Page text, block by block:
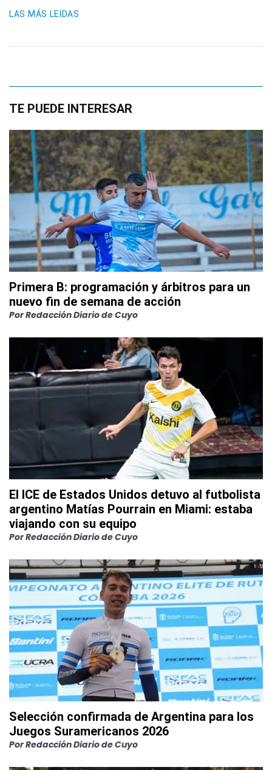
LAS MÁS LEIDAS
TE PUEDE INTERESAR
Primera B: programación y árbitros para un
nuevo fin de semana de acción
PorRedacción Diario de Cuyo
El ICE de Estados Unidos detuvo al futbolista
argentino Matías Pourrain en Miami: estaba
viajando con su equipo
PorRedacción Diario de Cuyo
Selección confirmada de Argentina para los
Juegos Suramericanos 2026
PorRedacción Diario de Cuyo